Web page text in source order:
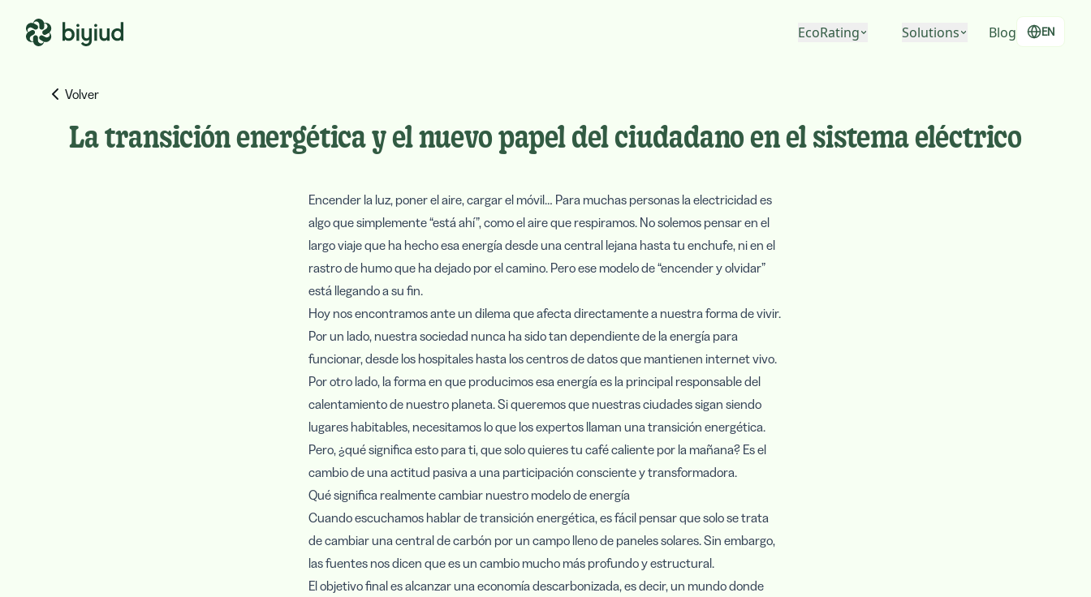
EcoRating Solutions
For public administrations
Blog EN
Volver
La transición energética y el nuevo papel del ciudadano en el sistema eléctrico
Encender la luz, poner el aire, cargar el móvil… Para muchas personas la electricidad es
algo que simplemente “está ahí”, como el aire que respiramos. No solemos pensar en el
largo viaje que ha hecho esa energía desde una central lejana hasta tu enchufe, ni en el
rastro de humo que ha dejado por el camino. Pero ese modelo de “encender y olvidar”
está llegando a su fin.
Hoy nos encontramos ante un dilema que afecta directamente a nuestra forma de vivir.
Por un lado, nuestra sociedad nunca ha sido tan dependiente de la energía para
funcionar, desde los hospitales hasta los centros de datos que mantienen internet vivo.
Por otro lado, la forma en que producimos esa energía es la principal responsable del
calentamiento de nuestro planeta. Si queremos que nuestras ciudades sigan siendo
lugares habitables, necesitamos lo que los expertos llaman una transición energética.
Pero, ¿qué significa esto para ti, que solo quieres tu café caliente por la mañana? Es el
cambio de una actitud pasiva a una participación consciente y transformadora.
Qué significa realmente cambiar nuestro modelo de energía
Cuando escuchamos hablar de transición energética, es fácil pensar que solo se trata
de cambiar una central de carbón por un campo lleno de paneles solares. Sin embargo,
las fuentes nos dicen que es un cambio mucho más profundo y estructural.
El objetivo final es alcanzar una economía descarbonizada, es decir, un mundo donde